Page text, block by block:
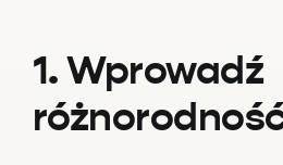
1. Wprowadź